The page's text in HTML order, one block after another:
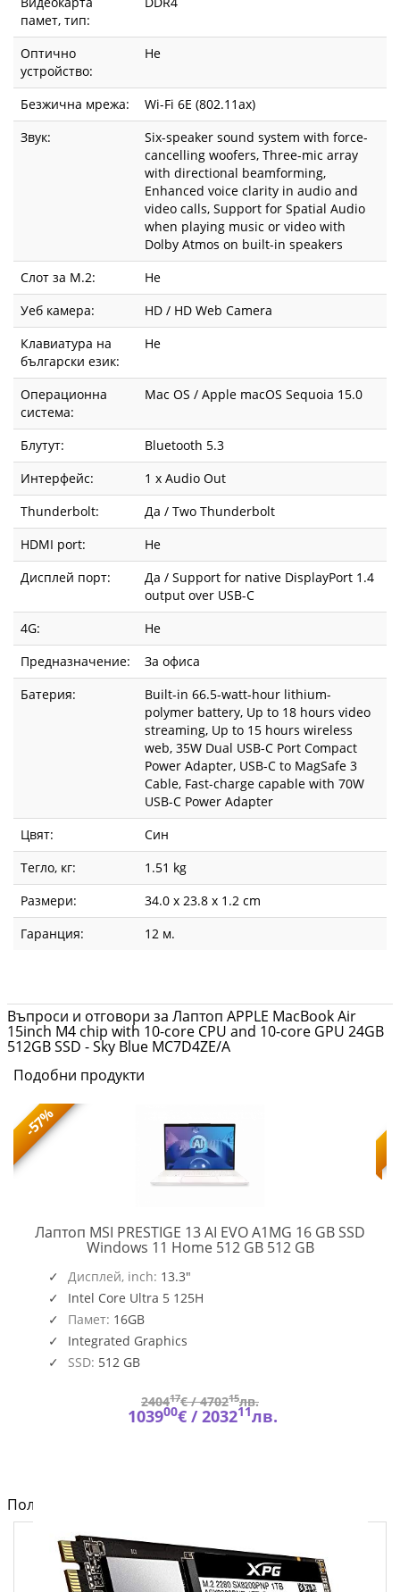
памет, тип:
Оптично
устройство:
Не
Безжична мрежа:
Wi-Fi 6E (802.11ax)
Звук:
Six-speaker sound system with force-
cancelling woofers, Three-mic array
with directional beamforming,
Enhanced voice clarity in audio and
video calls, Support for Spatial Audio
when playing music or video with
Dolby Atmos on built-in speakers
Слот за М.2:
Не
Уеб камера:
HD / HD Web Camera
Клавиатура на
български език:
Не
Операционна
система:
Mac OS / Apple macOS Sequoia 15.0
Блутут:
Bluetooth 5.3
Интерфейс:
1 x Audio Out
Thunderbolt:
Да / Two Thunderbolt
HDMI port:
Не
Дисплей порт:
Да / Support for native DisplayPort 1.4
output over USB-C
4G:
Не
Предназначение:
За офиса
Батерия:
Built-in 66.5-watt-hour lithium-
polymer battery, Up to 18 hours video
streaming, Up to 15 hours wireless
web, 35W Dual USB-C Port Compact
Power Adapter, USB-C to MagSafe 3
Cable, Fast-charge capable with 70W
USB-C Power Adapter
Цвят:
Син
Тегло, кг:
1.51 kg
Размери:
34.0 x 23.8 x 1.2 cm
Гаранция:
12 м.
Въпроси и отговори за Лаптоп APPLE MacBook Air
15inch M4 chip with 10-core CPU and 10-core GPU 24GB
512GB SSD - Sky Blue MC7D4ZE/A
Подобни продукти
-57%
Лаптоп MSI PRESTIGE 13 AI EVO A1MG 16 GB SSD
Windows 11 Home 512 GB 512 GBPRESTIGE
Дисплей, inch: 13.3"
Intel Core Ultra 5 125H
Памет: 16GB
Integrated Graphics
SSD: 512 GB
240417€ /470215лв.
103900€ /203211лв.
Полезно от блога за компютри и лаптопи на Fly.bg